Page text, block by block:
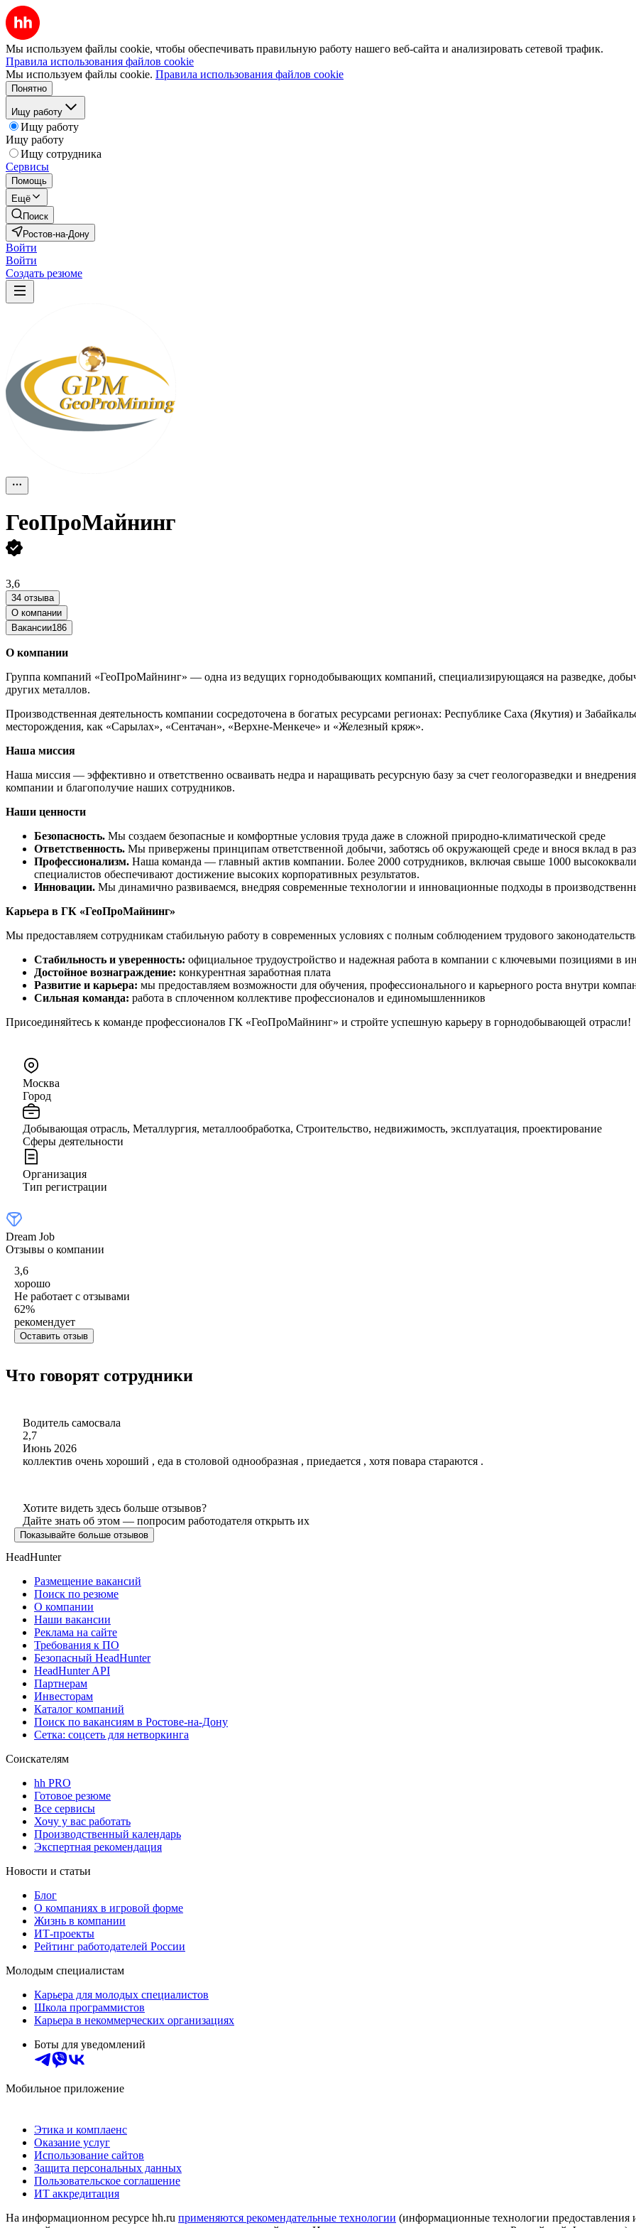
Мы используем файлы cookie, чтобы обеспечивать правильную работу нашего веб-сайта и анализировать сетевой трафик.
Правила использования файлов cookie
Мы используем файлы cookie. Правила использования файлов cookie
Понятно
Ищу работу
Ищу работу
Ищу работу
Ищу сотрудника
Сервисы
Помощь
Ещё
Поиск
Ростов-на-Дону
Войти
Войти
Создать резюме
ГеоПроМайнинг
3,6
34 отзыва
О компании
Вакансии186
О компании
Группа компаний «ГеоПроМайнинг» — одна из ведущих горнодобывающих компаний, специализирующаяся на разведке,
других металлов.
Производственная деятельность компании сосредоточена в богатых ресурсами регионах: Республике Саха (Якутия) и
месторождения, как «Сарылах», «Сентачан», «Верхне-Менкече» и «Железный кряж».
Наша миссия
Наша миссия — эффективно и ответственно осваивать недра и наращивать ресурсную базу за счет геологоразведки и
компании и благополучие наших сотрудников.
Наши ценности
Безопасность. Мы создаем безопасные и комфортные условия труда даже в сложной природно-климатической среде
Ответственность. Мы привержены принципам ответственной добычи, заботясь об окружающей среде и внося вклад в
Профессионализм. Наша команда — главный актив компании. Более 2000 сотрудников, включая свыше 1000
специалистов обеспечивают достижение высоких корпоративных результатов.
Инновации. Мы динамично развиваемся, внедряя современные технологии и инновационные подходы в
Карьера в ГК «ГеоПроМайнинг»
Мы предоставляем сотрудникам стабильную работу в современных условиях с полным соблюдением трудового
Стабильность и уверенность: официальное трудоустройство и надежная работа в компании с ключевыми позициями в
Достойное вознаграждение: конкурентная заработная плата
Развитие и карьера: мы предоставляем возможности для обучения, профессионального и карьерного роста внутри
Сильная команда: работа в сплоченном коллективе профессионалов и единомышленников
Присоединяйтесь к команде профессионалов ГК «ГеоПроМайнинг» и стройте успешную карьеру в горнодобывающей отрасли!
Москва
Город
Добывающая отрасль, Металлургия, металлообработка, Строительство, недвижимость, эксплуатация, проектирование
Сферы деятельности
Организация
Тип регистрации
Dream Job
Отзывы о компании
3,6
хорошо
Не работает с отзывами
62%
рекомендует
Оставить отзыв
Что говорят сотрудники
Водитель самосвала
2,7
Июнь 2026
коллектив очень хороший , еда в столовой однообразная , приедается , хотя повара стараются .
Хотите видеть здесь больше отзывов?
Дайте знать об этом — попросим работодателя открыть их
Показывайте больше отзывов
HeadHunter
Размещение вакансий
Поиск по резюме
О компании
Наши вакансии
Реклама на сайте
Требования к ПО
Безопасный HeadHunter
HeadHunter API
Партнерам
Инвесторам
Каталог компаний
Поиск по вакансиям в Ростове-на-Дону
Сетка: соцсеть для нетворкинга
Соискателям
hh PRO
Готовое резюме
Все сервисы
Хочу у вас работать
Производственный календарь
Экспертная рекомендация
Новости и статьи
Блог
О компаниях в игровой форме
Жизнь в компании
ИТ-проекты
Рейтинг работодателей России
Молодым специалистам
Карьера для молодых специалистов
Школа программистов
Карьера в некоммерческих организациях
Боты для уведомлений
Мобильное приложение
Этика и комплаенс
Оказание услуг
Использование сайтов
Защита персональных данных
Пользовательское соглашение
ИТ аккредитация
На информационном ресурсе hh.ru применяются рекомендательные технологии (информационные технологии предоставления